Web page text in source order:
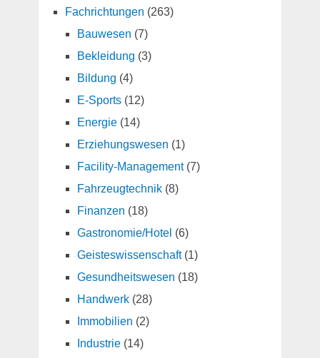
Fachrichtungen (263)
Bauwesen (7)
Bekleidung (3)
Bildung (4)
E-Sports(12)
Energie(14)
Erziehungswesen (1)
Facility-Management(7)
Fahrzeugtechnik(8)
Finanzen (18)
Gastronomie/Hotel (6)
Geisteswissenschaft(1)
Gesundheitswesen (18)
Handwerk(28)
Immobilien (2)
Industrie(14)